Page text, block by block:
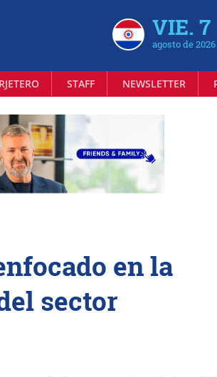
VIE. 7
agosto de 2026
STAFF NEWSLETTER
en la
sector